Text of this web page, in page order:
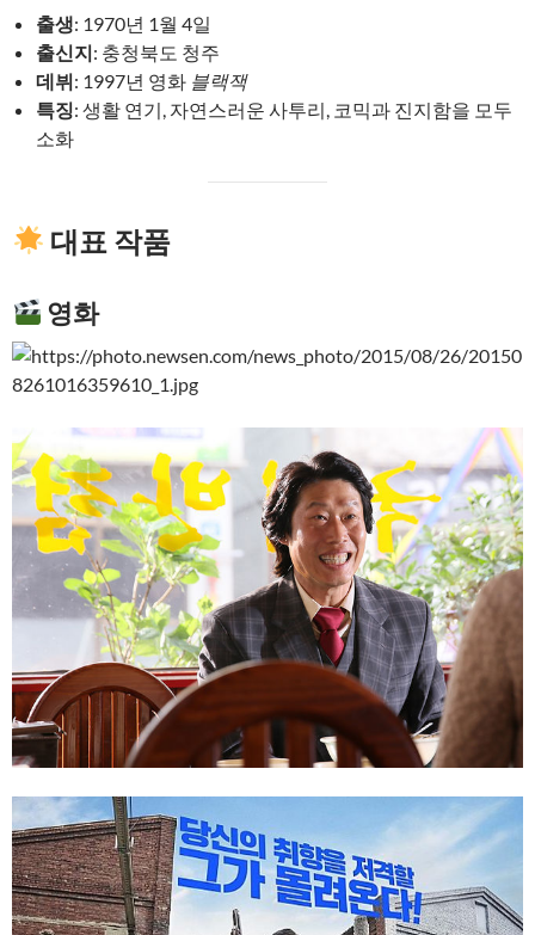
출생: 1970년 1월 4일
출신지: 충청북도 청주
데뷔: 1997년 영화 블랙잭
특징: 생활 연기, 자연스러운 사투리, 코믹과 진지함을 모두
소화
대표 작품
영화